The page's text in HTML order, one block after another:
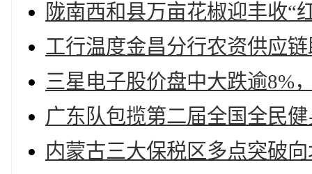
陇南西和县万亩花椒迎丰收“
工行温度金昌分行农资供应
三星电子股价盘中大跌逾8%
广东队包揽第二届全国全民
内蒙古三大保税区多点突破